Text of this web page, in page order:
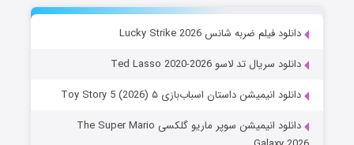
دانلود فیلم ضربه شانس Lucky Strike 2026
دانلود سریال تد لاسو Ted Lasso 2020-2026
دانلود انیمیشن داستان اسباب‌بازی ۵ Toy Story 5 (2026)
دانلود انیمیشن سوپر ماریو گلکسی The Super Mario